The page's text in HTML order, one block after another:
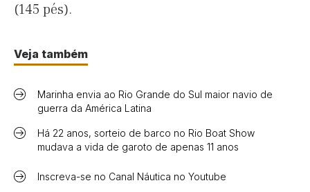
(145 pés).
Veja também
Marinha envia ao Rio Grande do Sul maior navio de
guerra da América Latina
Há 22 anos, sorteio de barco no Rio Boat Show
mudava a vida de garoto de apenas 11 anos
Inscreva-se no Canal Náutica no Youtube